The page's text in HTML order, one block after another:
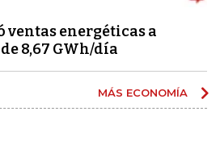
ventas energéticas a
8,67 GWh/día
MÁS ECONOMÍA